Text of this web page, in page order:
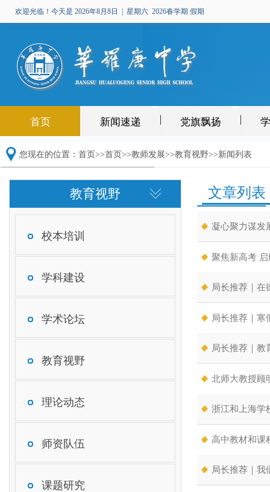
欢迎光临！今天是 2026年8月8日 | 星期六 2026春学期 假期
首页 新闻速递 党旗飘扬
您现在的位置： 首页>>首页>>教师发展>>教育视野>>新闻列表
教育视野
校本培训
学科建设
学术论坛
教育视野
理论动态
师资队伍
课题研究
文章列表
凝心聚力谋发
聚焦新高考
局长推荐｜在
局长推荐｜寒
局长推荐｜教
北师大教授顾
浙江和上海学
高中教材和课
局长推荐｜我